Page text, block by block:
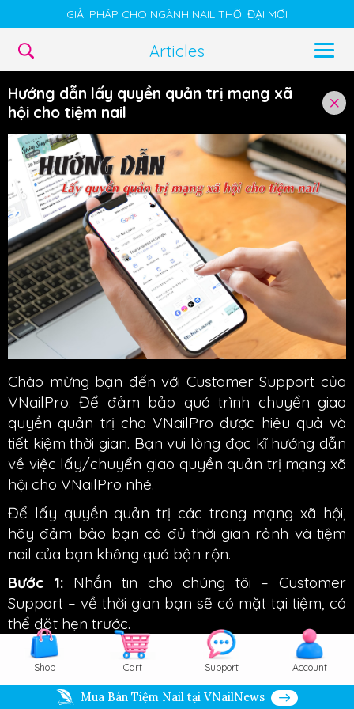
GIẢI PHÁP CHO NGÀNH NAIL THỜI ĐẠI MỚI
Articles
Hướng dẫn lấy quyền quản trị mạng xã
hội cho tiệm nail
Chào mừng bạn đến với Customer Support của
VNailPro. Để đảm bảo quá trình chuyển giao
quyền quản trị cho VNailPro được hiệu quả và
tiết kiệm thời gian. Bạn vui lòng đọc kĩ hướng dẫn
về việc lấy/chuyển giao quyền quản trị mạng xã
hội cho VNailPro nhé.
Để lấy quyền quản trị các trang mạng xã hội,
hãy đảm bảo bạn có đủ thời gian rảnh và tiệm
nail của bạn không quá bận rộn.
Bước 1: Nhắn tin cho chúng tôi – Customer
Support – về thời gian bạn sẽ có mặt tại tiệm, có
thể đặt hẹn trước.
Shop Cart Support Account
Mua Bán Tiệm Nail tại VNailNews